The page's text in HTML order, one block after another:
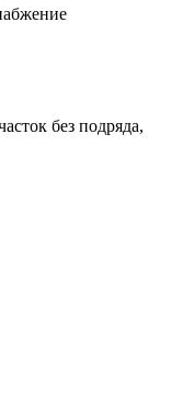
без подряда,